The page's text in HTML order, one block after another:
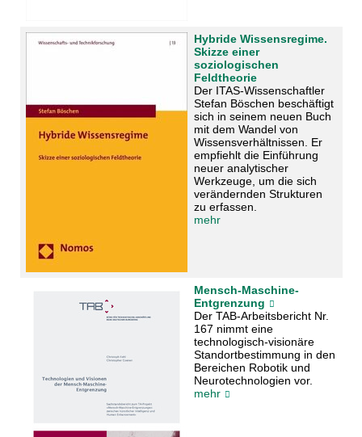
Hybride Wissensregime.
Skizze einer
soziologischen
Feldtheorie
Der ITAS-Wissenschaftler
Stefan Böschen beschäftigt
sich in seinem neuen Buch
mit dem Wandel von
Wissensverhältnissen. Er
empfiehlt die Einführung
neuer analytischer
Werkzeuge, um die sich
verändernden Strukturen
zu erfassen.
mehr
Mensch-Maschine-
Entgrenzung
Der TAB-Arbeitsbericht Nr.
167 nimmt eine
technologisch-visionäre
Standortbestimmung in den
Bereichen Robotik und
Neurotechnologien vor.
mehr